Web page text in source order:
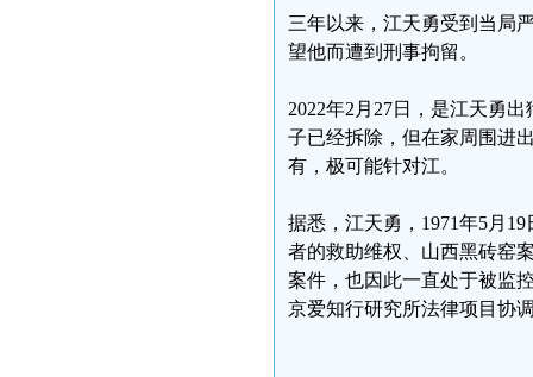
三年以来，江天勇受到当局
望他而遭到刑事拘留。
2022年2月27日，是江天勇
子已经拆除，但在家周围进
有，极可能针对江。
据悉，江天勇，1971年5月
者的救助维权、山西黑砖窑
案件，也因此一直处于被监
京爱知行研究所法律项目协